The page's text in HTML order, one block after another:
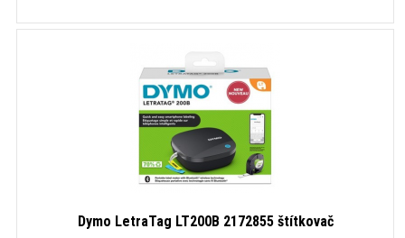
Dymo LetraTag LT200B 2172855 štítkovač